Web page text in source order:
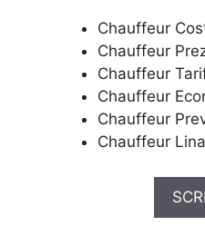
Chauffeur
Chauffeur
Chauffeur
Chauffeur
Chauffeur
Chauffeur